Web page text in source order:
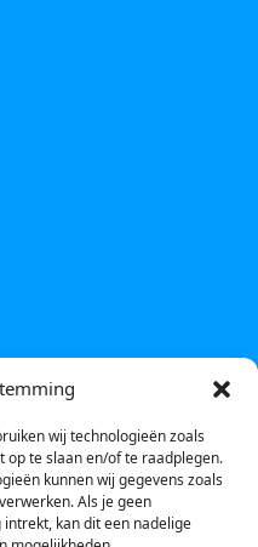
wij technologieën zoals
te slaan en/of te raadplegen.
kunnen wij gegevens zoals
Als je geen
kan dit een nadelige